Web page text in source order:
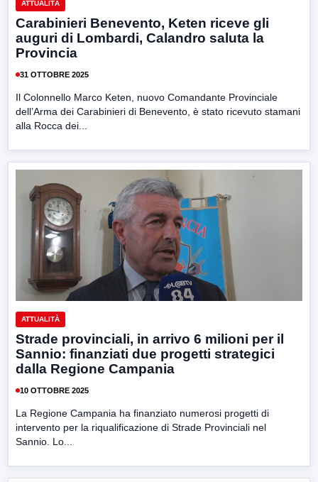
ATTUALITÀ
Carabinieri Benevento, Keten riceve gli
auguri di Lombardi, Calandro saluta la
Provincia
31 OTTOBRE 2025
Il Colonnello Marco Keten, nuovo Comandante Provinciale
dell’Arma dei Carabinieri di Benevento, è stato ricevuto stamani
alla Rocca dei...
ATTUALITÀ
Strade provinciali, in arrivo 6 milioni per il
Sannio: finanziati due progetti strategici
dalla Regione Campania
10 OTTOBRE 2025
La Regione Campania ha finanziato numerosi progetti di
intervento per la riqualificazione di Strade Provinciali nel
Sannio. Lo...